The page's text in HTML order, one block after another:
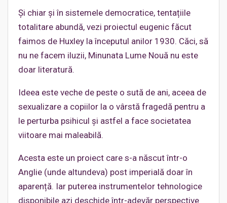
Și chiar și în sistemele democratice, tentațiile
totalitare abundă, vezi proiectul eugenic făcut
faimos de Huxley la începutul anilor 1930. Căci, să
nu ne facem iluzii, Minunata Lume Nouă nu este
doar literatură.
Ideea este veche de peste o sută de ani, aceea de
sexualizare a copiilor la o vârstă fragedă pentru a
le perturba psihicul și astfel a face societatea
viitoare mai maleabilă.
Acesta este un proiect care s-a născut într-o
Anglie (unde altundeva) post imperială doar în
aparență. Iar puterea instrumentelor tehnologice
disponibile azi deschide într-adevăr perspective